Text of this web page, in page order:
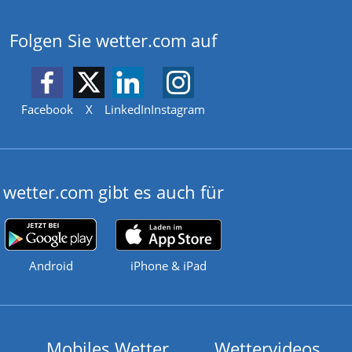
Folgen Sie wetter.com auf
Facebook X LinkedInInstagram
wetter.com gibt es auch für
Android iPhone & iPad